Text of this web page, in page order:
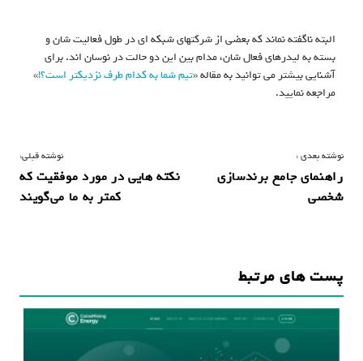
البته ناگفته نماند که بعضی از شرکتهای شبکه ای در طول فعالیت شان و
بسته به لیدرهای فعال شان، مدام بین این دو حالت در نوسان اند. برای
آشنایی بیشتر می توانید به مقاله «تیم شما به کدام طرف نزدیکتر است؟!»
مراجعه نمایید.
ر
ا
ی
ن
نوشته قبلی:
نکته هایی در مورد موفقیت که
کمتر به ما می‌گویند
نوشته بعدی :
راهنمای جامع برندسازی
شخصی
پست های مرتبط